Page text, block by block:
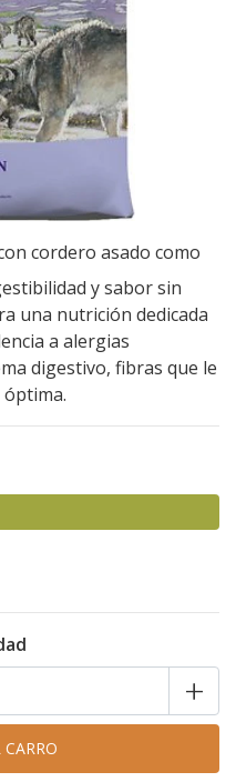
cordero asado como
y sabor sin
una nutrición dedicada
a alergias
digestivo, fibras que le
+